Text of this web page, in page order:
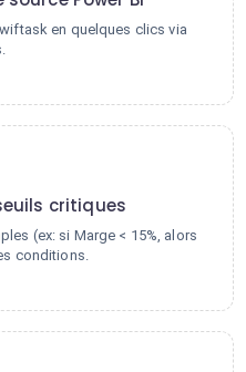
en quelques clics via
critiques
(ex: si Marge < 15%, alors
conditions.